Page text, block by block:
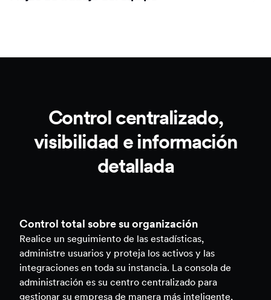
Control centralizado,
visibilidad e información
detallada
Control total sobre su organización
Realice un seguimiento de las estadísticas,
administre usuarios y proteja los activos y las
integraciones en toda su instancia. La consola de
administración es su centro centralizado para
gestionar su empresa de manera más inteligente,